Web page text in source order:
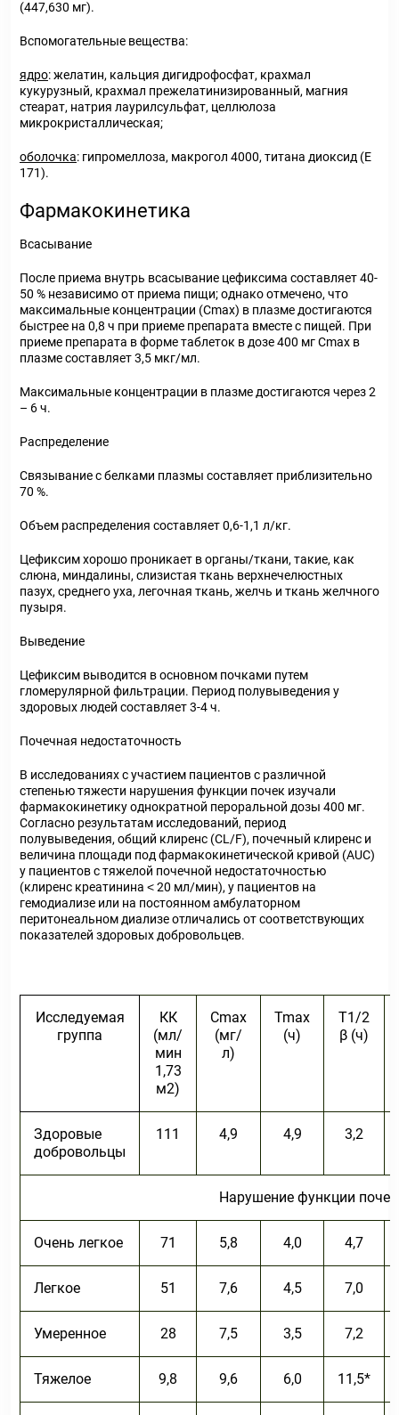
(447,630 мг).
Вспомогательные вещества:
ядро: желатин, кальция дигидрофосфат, крахмал
кукурузный, крахмал прежелатинизированный, магния
стеарат, натрия лаурилсульфат, целлюлоза
микрокристаллическая;
оболочка: гипромеллоза, макрогол 4000, титана диоксид (Е
171).
Фармакокинетика
Всасывание
После приема внутрь всасывание цефиксима составляет 40-
50 % независимо от приема пищи; однако отмечено, что
максимальные концентрации (Cmax) в плазме достигаются
быстрее на 0,8 ч при приеме препарата вместе с пищей. При
приеме препарата в форме таблеток в дозе 400 мг Cmax в
плазме составляет 3,5 мкг/мл.
Максимальные концентрации в плазме достигаются через 2
– 6 ч.
Распределение
Связывание с белками плазмы составляет приблизительно
70 %.
Объем распределения составляет 0,6-1,1 л/кг.
Цефиксим хорошо проникает в органы/ткани, такие, как
слюна, миндалины, слизистая ткань верхнечелюстных
пазух, среднего уха, легочная ткань, желчь и ткань желчного
пузыря.
Выведение
Цефиксим выводится в основном почками путем
гломерулярной фильтрации. Период полувыведения у
здоровых людей составляет 3-4 ч.
Почечная недостаточность
В исследованиях с участием пациентов с различной
степенью тяжести нарушения функции почек изучали
фармакокинетику однократной пероральной дозы 400 мг.
Согласно результатам исследований, период
полувыведения, общий клиренс (CL/F), почечный клиренс и
величина площади под фармакокинетической кривой (AUC)
у пациентов с тяжелой почечной недостаточностью
(клиренс креатинина ˂ 20 мл/мин), у пациентов на
гемодиализе или на постоянном амбулаторном
перитонеальном диализе отличались от соответствующих
показателей здоровых добровольцев.
Исследуемая
группа
КК
(мл/
мин
1,73
м2)
Cmax
(мг/
л)
Tmax
(ч)
T1/2
β (ч)
Здоровые
добровольцы
111 4,9 4,9 3,2
Нарушение функции почек
Очень легкое 71 5,8 4,0 4,7
Легкое 51 7,6 4,5 7,0
Умеренное 28 7,5 3,5 7,2
Тяжелое 9,8 9,6 6,0 11,5*